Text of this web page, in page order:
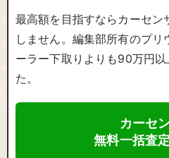
最高額を目指すならカーセン
しません。編集部所有のプリ
ーラー下取りよりも90万円
た。
カーセ
無料一括査